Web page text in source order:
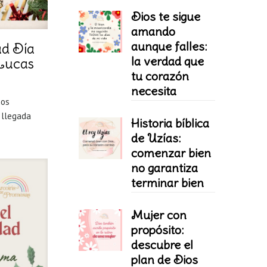
Día
llegada
Dios te sigue
amando
aunque falles:
la verdad que
tu corazón
necesita
Historia bíblica
de Uzías:
comenzar bien
no garantiza
terminar bien
Mujer con
propósito:
descubre el
plan de Dios